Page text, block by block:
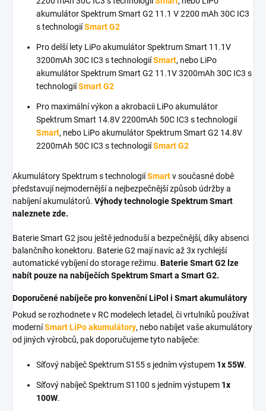
akumulátor Spektrum Smart G2 11.1 V 2200 mAh 30C IC3
s technologiíSmart G2
Pro delší lety LiPo akumulátor Spektrum Smart 11.1V
3200mAh 30C IC3 s technologiíSmart, nebo LiPo
akumulátor Spektrum Smart G2 11.1V 3200mAh 30C IC3 s
technologiíSmart G2
Pro maximální výkon a akrobacii LiPo akumulátor
Spektrum Smart 14.8V 2200mAh 50C IC3 s technologií
Smart, nebo LiPo akumulátor Spektrum Smart G2 14.8V
2200mAh 50C IC3 s technologiíSmart G2
Akumulátory Spektrum s technologiíSmartv současné době
představují nejmodernější a nejbezpečnější způsob údržby a
nabíjení akumulátorů. Výhody technologie Spektrum Smart
naleznete zde.
Baterie Smart G2 jsou ještě jednoduší a bezpečnější, díky absenci
balančního konektoru. Baterie G2 mají navíc až 3x rychlejší
automatické vybíjení do storage režimu. Baterie Smart G2 lze
nabít pouze na nabíječích Spektrum Smart a Smart G2.
Doporučené nabíječe pro konvenční LiPol i Smart akumulátory
Pokud se rozhodnete v RC modelech letadel, či vrtulníků používat
moderníSmart LiPo akumulátory, nebo nabíjet vaše akumulátory
od jiných výrobců, pak doporučujeme tyto nabíječe:
Síťový nabíječ Spektrum S155 s jedním výstupem 1x 55W.
Síťový nabíječ Spektrum S1100 s jedním výstupem 1x
100W.